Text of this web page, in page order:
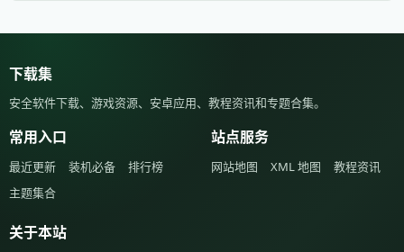
下载集
安全软件下载、游戏资源、安卓应用、教程资讯和专题合集。
常用入口
最近更新 装机必备
排行榜
主题集合
站点服务
网站地图 XML 地图 教程资讯
关于本站